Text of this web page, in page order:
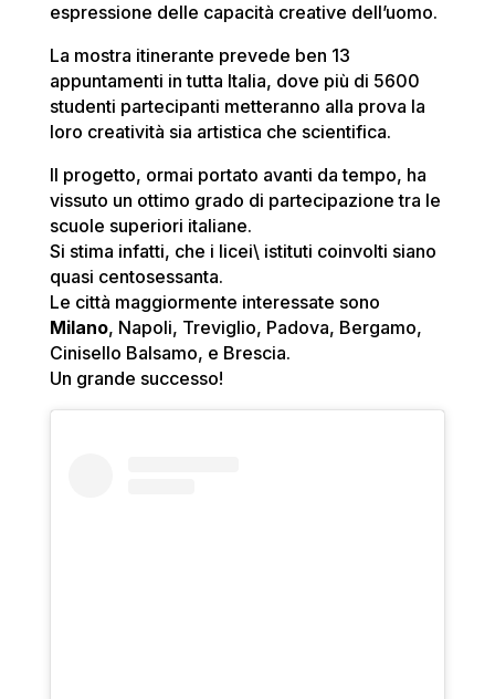
espressione delle capacità creative dell’uomo.
La mostra itinerante prevede ben 13
appuntamenti in tutta Italia, dove più di 5600
studenti partecipanti metteranno alla prova la
loro creatività sia artistica che scientifica.
Il progetto, ormai portato avanti da tempo, ha
vissuto un ottimo grado di partecipazione tra le
scuole superiori italiane.
Si stima infatti, che i licei\ istituti coinvolti siano
quasi centosessanta.
Le città maggiormente interessate sono
Milano, Napoli, Treviglio, Padova, Bergamo,
Cinisello Balsamo, e Brescia.
Un grande successo!